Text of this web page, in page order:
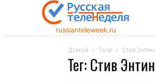
russianteleweek.ru
Домой Теги Стив Энтин
Тег: Стив Энтин